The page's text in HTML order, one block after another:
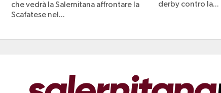
che vedrà la Salernitana affrontare la
Scafatese nel...
derby contro la...